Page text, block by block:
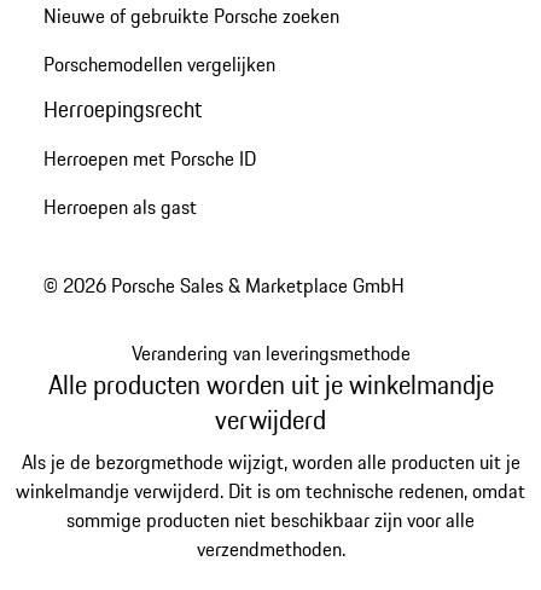
Nieuwe of gebruikte Porsche zoeken
Porschemodellen vergelijken
Herroepingsrecht
Herroepen met Porsche ID
Herroepen als gast
© 2026 Porsche Sales & Marketplace GmbH
Verandering van leveringsmethode
Alle producten worden uit je winkelmandje
verwijderd
Als je de bezorgmethode wijzigt, worden alle producten uit je
winkelmandje verwijderd. Dit is om technische redenen, omdat
sommige producten niet beschikbaar zijn voor alle
verzendmethoden.